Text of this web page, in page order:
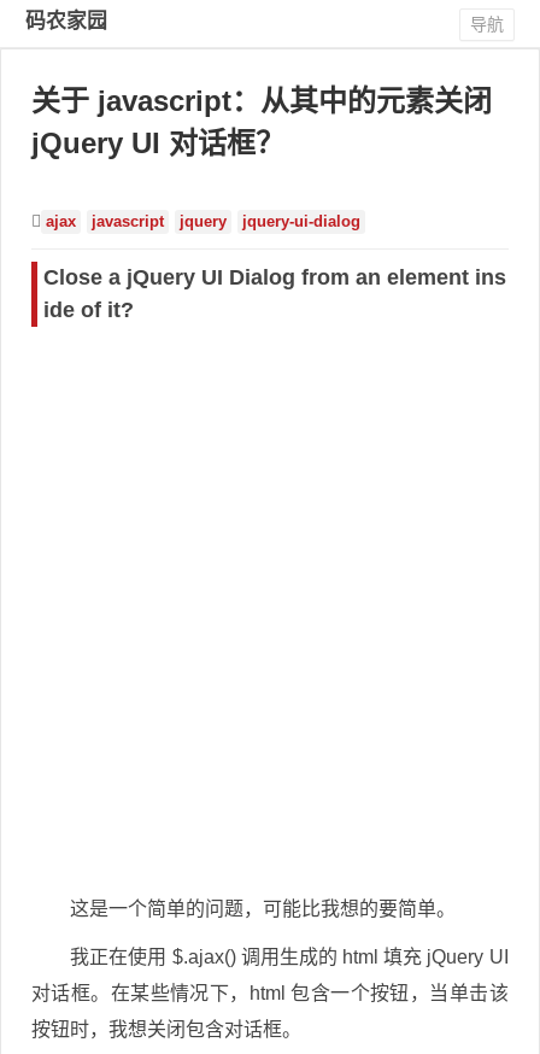
码农家园 导航
关于 javascript：从其中的元素关闭
jQuery UI 对话框？
ajax javascript jquery jquery-ui-dialog
Close a jQuery UI Dialog from an element ins
ide of it?
这是一个简单的问题，可能比我想的要简单。
我正在使用 $.ajax() 调用生成的 html 填充 jQuery UI
对话框。在某些情况下，html 包含一个按钮，当单击该
按钮时，我想关闭包含对话框。